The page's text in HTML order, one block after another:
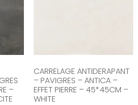
–
CARRELAGE ANTIDERAPANT
– PAVIGRES – ANTICA –
EFFET PIERRE – 45*45CM –
WHITE